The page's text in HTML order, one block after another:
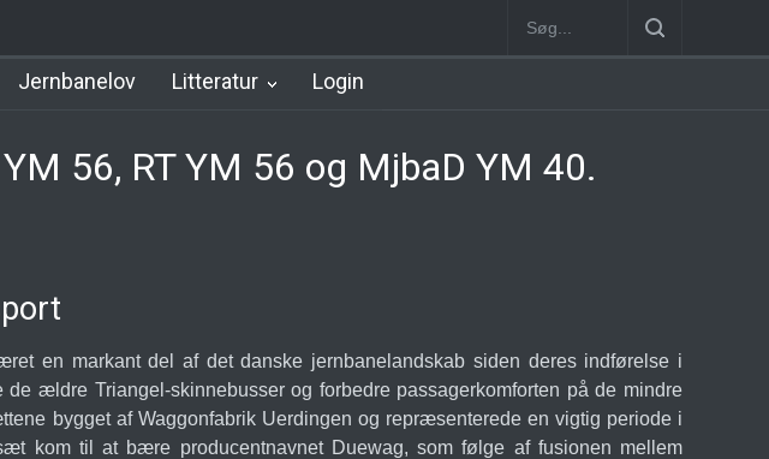
Nørrebro B Station [1886-1930] Nørrebro A Station
Jernbanelov Litteratur Login
56, RT YM 56 og MjbaD YM 40.
en markant del af det danske jernbanelandskab siden deres indførelse i
ældre Triangel-skinnebusser og forbedre passagerkomforten på de mindre
bygget af Waggonfabrik Uerdingen og repræsenterede en vigtig periode i
kom til at bære producentnavnet Duewag, som følge af fusionen mellem